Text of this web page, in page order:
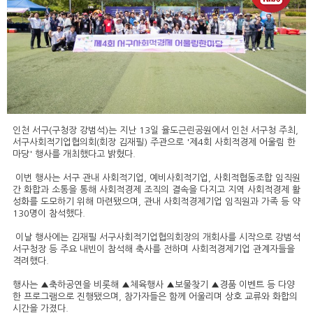
인천 서구(구청장 강범석)는 지난 13일 율도근린공원에서 인천 서구청 주최,
서구사회적기업협의회(회장 김재필) 주관으로 '제4회 사회적경제 어울림 한
마당' 행사를 개최했다고 밝혔다.
이번 행사는 서구 관내 사회적기업, 예비사회적기업, 사회적협동조합 임직원
간 화합과 소통을 통해 사회적경제 조직의 결속을 다지고 지역 사회적경제 활
성화를 도모하기 위해 마련됐으며, 관내 사회적경제기업 임직원과 가족 등 약
130명이 참석했다.
이날 행사에는 김재필 서구사회적기업협의회장의 개회사를 시작으로 강범석
서구청장 등 주요 내빈이 참석해 축사를 전하며 사회적경제기업 관계자들을
격려했다.
행사는 ▲축하공연을 비롯해 ▲체육행사 ▲보물찾기 ▲경품 이벤트 등 다양
한 프로그램으로 진행됐으며, 참가자들은 함께 어울리며 상호 교류와 화합의
시간을 가졌다.